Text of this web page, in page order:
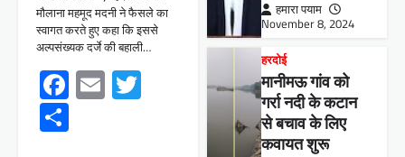
मौलाना महमूद मदनी ने फैसले का
स्वागत करते हुए कहा कि इससे
अल्पसंख्यक दर्जे की बहाली…
Facebook
Email Twitter
हमारा पयाम
November 8, 2024
हरदोई
मानीमऊ गांव को
गर्रा नदी के कटान
से बचाव के लिए
कवायत शुरू